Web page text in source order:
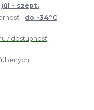
júl - szept.
do -34°C
/ dostupnosť